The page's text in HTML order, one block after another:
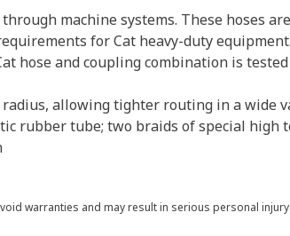
machine systems. These
for Cat heavy-duty
hose and coupling combination is
radius, allowing tighter routing in a wide
rubber tube; two braids of special
warranties and may result in serious personal